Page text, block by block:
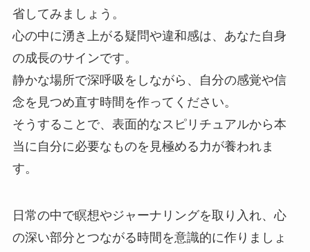
省してみましょう。
心の中に湧き上がる疑問や違和感は、あなた自身
の成長のサインです。
静かな場所で深呼吸をしながら、自分の感覚や信
念を見つめ直す時間を作ってください。
そうすることで、表面的なスピリチュアルから本
当に自分に必要なものを見極める力が養われま
す。
日常の中で瞑想やジャーナリングを取り入れ、心
の深い部分とつながる時間を意識的に作りましょ